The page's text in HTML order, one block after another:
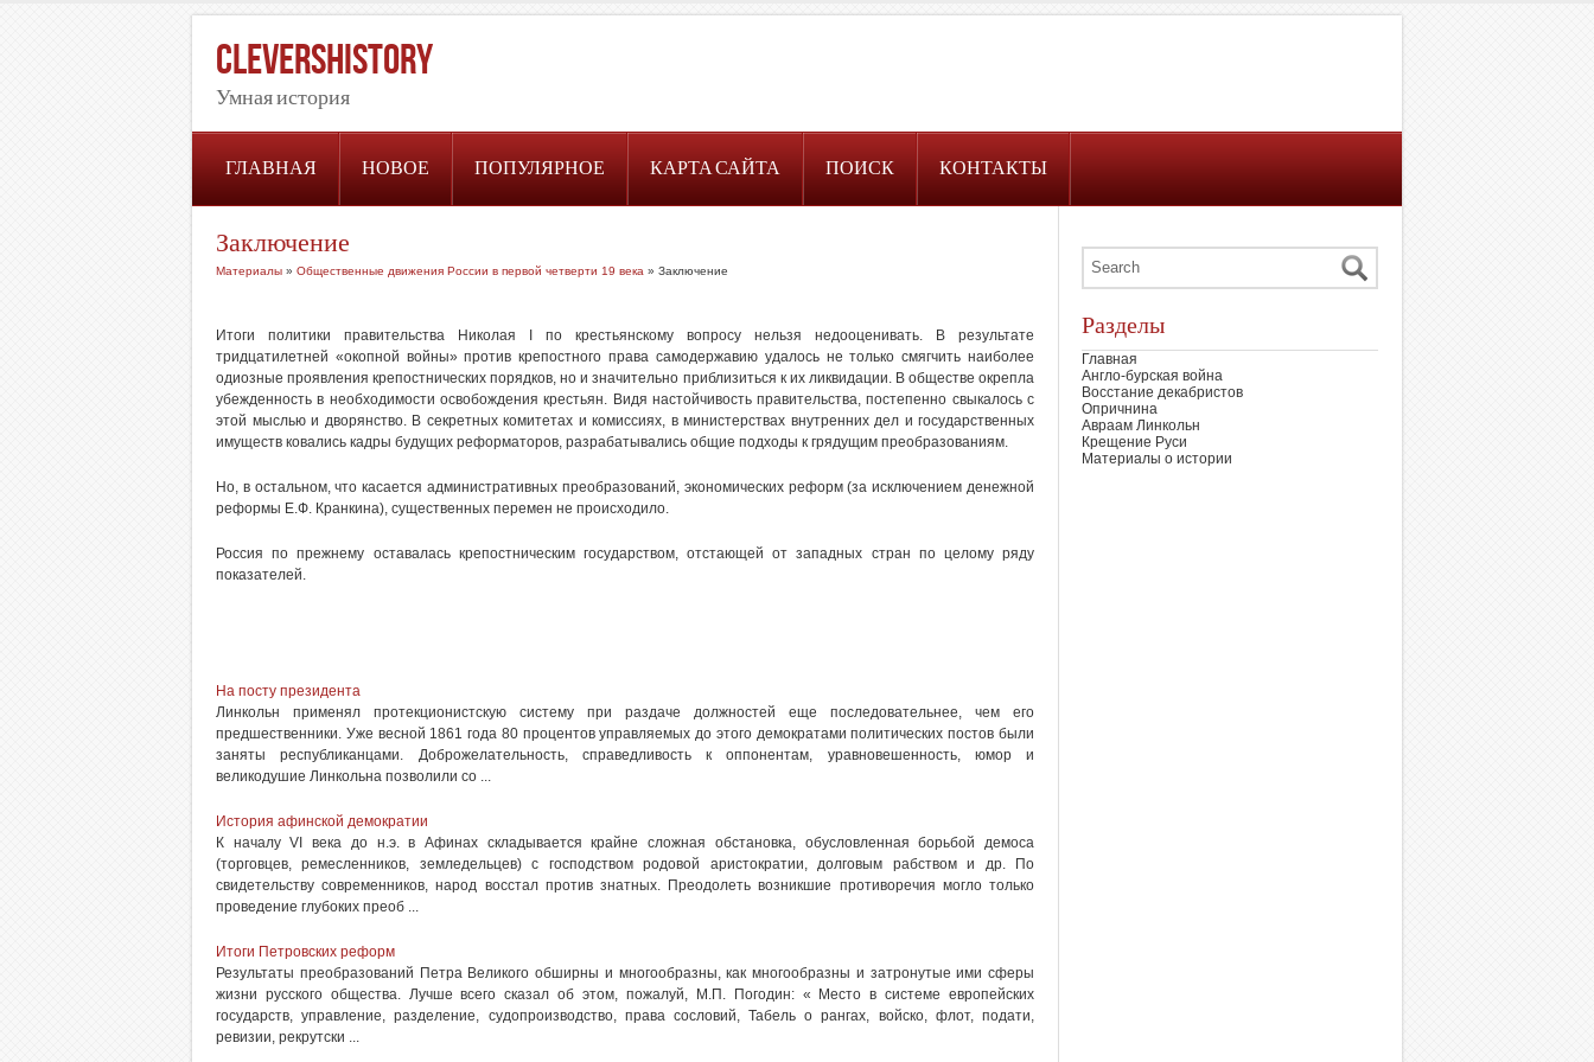
CleversHistory
Умная история
ГЛАВНАЯ НОВОЕ ПОПУЛЯРНОЕ КАРТА САЙТА ПОИСК КОНТАКТЫ
Заключение
Материалы » Общественные движения России в первой четверти 19 века » Заключение
Итоги политики правительства Николая I по крестьянскому вопросу нельзя недооценивать. В результате
тридцатилетней «окопной войны» против крепостного права самодержавию удалось не только смягчить наиболее
одиозные проявления крепостнических порядков, но и значительно приблизиться к их ликвидации. В обществе окрепла
убежденность в необходимости освобождения крестьян. Видя настойчивость правительства, постепенно свыкалось с
этой мыслью и дворянство. В секретных комитетах и комиссиях, в министерствах внутренних дел и государственных
имуществ ковались кадры будущих реформаторов, разрабатывались общие подходы к грядущим преобразованиям.
Но, в остальном, что касается административных преобразований, экономических реформ (за исключением денежной
реформы Е.Ф. Кранкина), существенных перемен не происходило.
Россия по прежнему оставалась крепостническим государством, отстающей от западных стран по целому ряду
показателей.
На посту президента
Линкольн применял протекционистскую систему при раздаче должностей еще последовательнее, чем его
предшественники. Уже весной 1861 года 80 процентов управляемых до этого демократами политических постов были
заняты республиканцами. Доброжелательность, справедливость к оппонентам, уравновешенность, юмор и
великодушие Линкольна позволили со ...
История афинской демократии
К началу VI века до н.э. в Афинах складывается крайне сложная обстановка, обусловленная борьбой демоса
(торговцев, ремесленников, земледельцев) с господством родовой аристократии, долговым рабством и др. По
свидетельству современников, народ восстал против знатных. Преодолеть возникшие противоречия могло только
проведение глубоких преоб ...
Итоги Петровских реформ
Результаты преобразований Петра Великого обширны и многообразны, как многообразны и затронутые ими сферы
жизни русского общества. Лучше всего сказал об этом, пожалуй, М.П. Погодин: « Место в системе европейских
государств, управление, разделение, судопроизводство, права сословий, Табель о рангах, войско, флот, подати,
ревизии, рекрутски ...
Разделы
Главная
Англо-бурская война
Восстание декабристов
Опричнина
Авраам Линкольн
Крещение Руси
Материалы о истории